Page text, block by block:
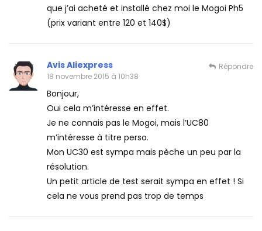
que j’ai acheté et installé chez moi le Mogoi Ph5
(prix variant entre 120 et 140$)
Avis Aliexpress
18 novembre 2015 à 10h38
Bonjour,
Oui cela m’intéresse en effet.
Je ne connais pas le Mogoi, mais l’UC80
m’intéresse à titre perso.
Mon UC30 est sympa mais pèche un peu par la
résolution.
Un petit article de test serait sympa en effet ! Si
cela ne vous prend pas trop de temps
Répondre